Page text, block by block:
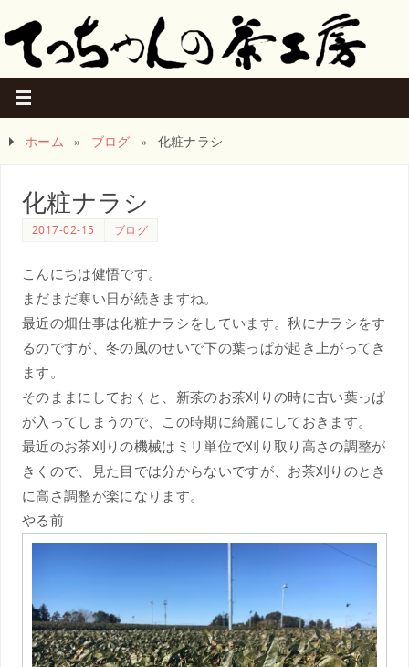
ホーム » ブログ » 化粧ナラシ
化粧ナラシ
2017-02-15 ブログ
こんにちは健悟です。
まだまだ寒い日が続きますね。
最近の畑仕事は化粧ナラシをしています。秋にナラシをす
るのですが、冬の風のせいで下の葉っぱが起き上がってき
ます。
そのままにしておくと、新茶のお茶刈りの時に古い葉っぱ
が入ってしまうので、この時期に綺麗にしておきます。
最近のお茶刈りの機械はミリ単位で刈り取り高さの調整が
きくので、見た目では分からないですが、お茶刈りのとき
に高さ調整が楽になります。
やる前